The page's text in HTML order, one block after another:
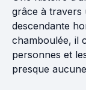
grâce à travers
descendante
chamboulée, il
personnes et
presque